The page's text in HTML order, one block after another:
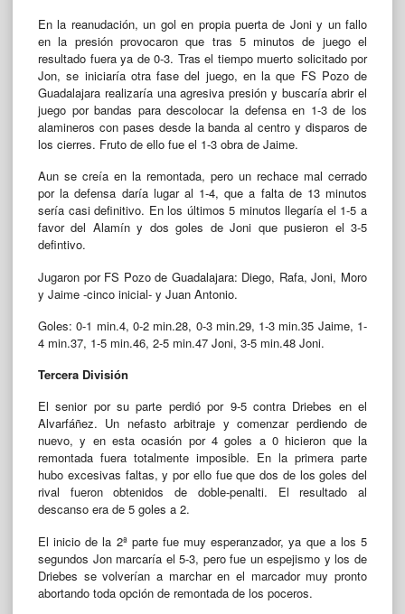
En la reanudación, un gol en propia puerta de Joni y un fallo
en la presión provocaron que tras 5 minutos de juego el
resultado fuera ya de 0-3. Tras el tiempo muerto solicitado por
Jon, se iniciaría otra fase del juego, en la que FS Pozo de
Guadalajara realizaría una agresiva presión y buscaría abrir el
juego por bandas para descolocar la defensa en 1-3 de los
alamineros con pases desde la banda al centro y disparos de
los cierres. Fruto de ello fue el 1-3 obra de Jaime.
Aun se creía en la remontada, pero un rechace mal cerrado
por la defensa daría lugar al 1-4, que a falta de 13 minutos
sería casi definitivo. En los últimos 5 minutos llegaría el 1-5 a
favor del Alamín y dos goles de Joni que pusieron el 3-5
defintivo.
Jugaron por FS Pozo de Guadalajara: Diego, Rafa, Joni, Moro
y Jaime -cinco inicial- y Juan Antonio.
Goles: 0-1 min.4, 0-2 min.28, 0-3 min.29, 1-3 min.35 Jaime, 1-
4 min.37, 1-5 min.46, 2-5 min.47 Joni, 3-5 min.48 Joni.
Tercera División
El senior por su parte perdió por 9-5 contra Driebes en el
Alvarfáñez. Un nefasto arbitraje y comenzar perdiendo de
nuevo, y en esta ocasión por 4 goles a 0 hicieron que la
remontada fuera totalmente imposible. En la primera parte
hubo excesivas faltas, y por ello fue que dos de los goles del
rival fueron obtenidos de doble-penalti. El resultado al
descanso era de 5 goles a 2.
El inicio de la 2ª parte fue muy esperanzador, ya que a los 5
segundos Jon marcaría el 5-3, pero fue un espejismo y los de
Driebes se volverían a marchar en el marcador muy pronto
abortando toda opción de remontada de los poceros.